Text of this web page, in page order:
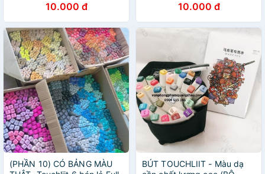
10.000 đ 10.000 đ
(PHẦN 10) CÓ BẢNG MÀU
BÚT TOUCHLIIT - Màu dạ